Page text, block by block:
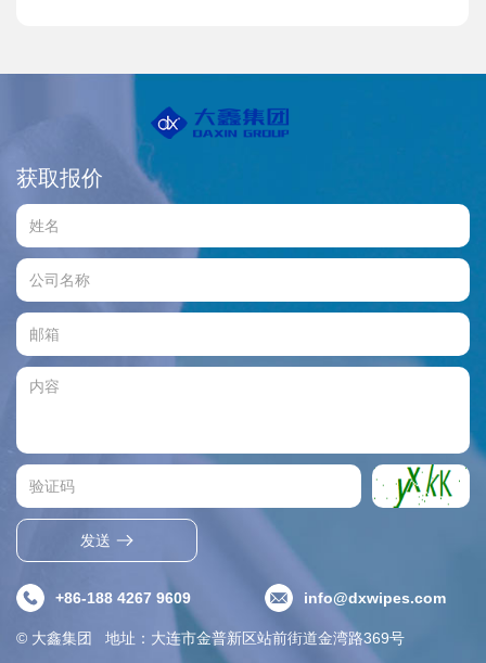
获取报价
发送
+86-188 4267 9609 info@dxwipes.com
© 大鑫集团 地址：大连市金普新区站前街道金湾路369号